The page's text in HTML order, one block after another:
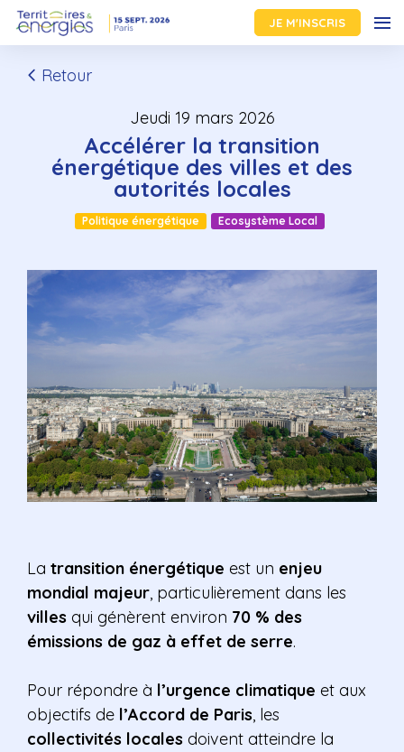
JE M'INSCRIS
Retour
jeudi 19 mars 2026
Accélérer la transition
énergétique des villes et des
autorités locales
Politique énergétique Ecosystème Local
La transition énergétique est un enjeu
mondial majeur, particulièrement dans les
villes qui génèrent environ 70 % des
émissions de gaz à effet de serre.
Pour répondre à l’urgence climatique et aux
objectifs de l’Accord de Paris, les
collectivités locales doivent atteindre la